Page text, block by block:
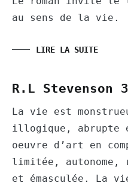
au sens de la vie.
LIRE LA SUITE
R.L Stevenson 3
La vie est
illogique, abrupte
oeuvre d’art en
limitée,
et émasculée. La